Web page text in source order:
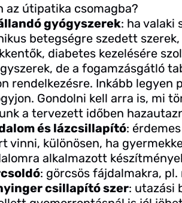
az útipatika csomagba?
gyógyszerek: ha valaki
betegségre szedett
diabetes kezelésére
de a fogamzásgátló
rendelkezésre. Inkább
Gondolni kell arra is, mi
a tervezett időben
és lázcsillapító:
vinni, különösen, ha
alkalmazott
: görcsös fájdalmakra,
csillapító szer: utazási